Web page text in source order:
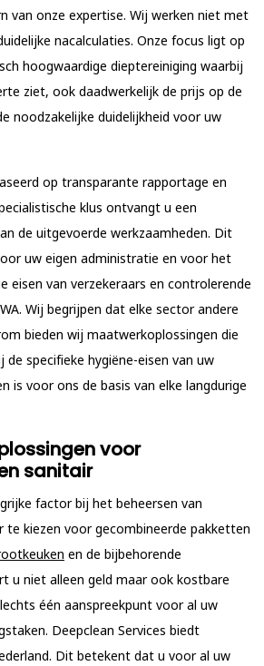
van onze expertise. Wij werken niet met
nacalculaties. Onze focus ligt op
hoogwaardige dieptereiniging waarbij
ziet, ook daadwerkelijk de prijs op de
noodzakelijke duidelijkheid voor uw
op transparante rapportage en
klus ontvangt u een
de uitgevoerde werkzaamheden. Dit
uw eigen administratie en voor het
eisen van verzekeraars en controlerende
Wij begrijpen dat elke sector andere
bieden wij maatwerkoplossingen die
de specifieke hygiëne-eisen van uw
is voor ons de basis van elke langdurige
voor
sanitair
factor bij het beheersen van
kiezen voor gecombineerde pakketten
en de bijbehorende
u niet alleen geld maar ook kostbare
één aanspreekpunt voor al uw
Deepclean Services biedt
Dit betekent dat u voor al uw